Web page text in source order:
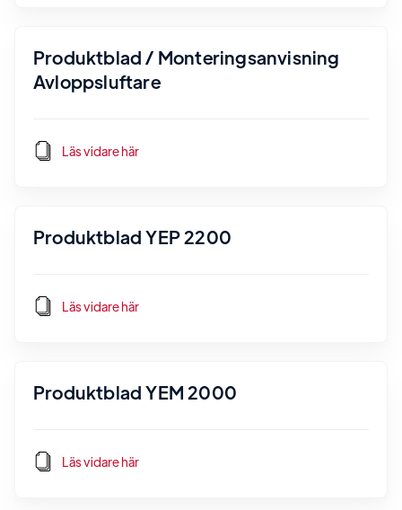
Produktblad / Monteringsanvisning
Avloppsluftare
Läs vidare här
Produktblad YEP 2200
Läs vidare här
Produktblad YEM 2000
Läs vidare här